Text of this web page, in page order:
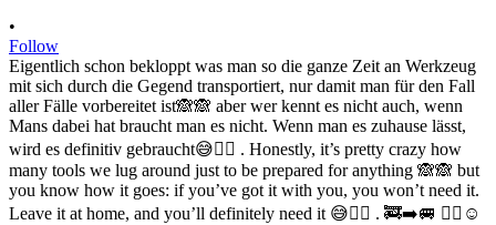
•
Follow
Eigentlich schon bekloppt was man so die ganze Zeit an Werkzeug
mit sich durch die Gegend transportiert, nur damit man für den Fall
aller Fälle vorbereitet ist🙈🙈 aber wer kennt es nicht auch, wenn
Mans dabei hat braucht man es nicht. Wenn man es zuhause lässt,
wird es definitiv gebraucht😅✌🏻 . Honestly, it’s pretty crazy how
many tools we lug around just to be prepared for anything 🙈🙈 but
you know how it goes: if you’ve got it with you, you won’t need it.
Leave it at home, and you’ll definitely need it 😅✌🏻 . 🚒➡️🚐 ✌🏻☺️